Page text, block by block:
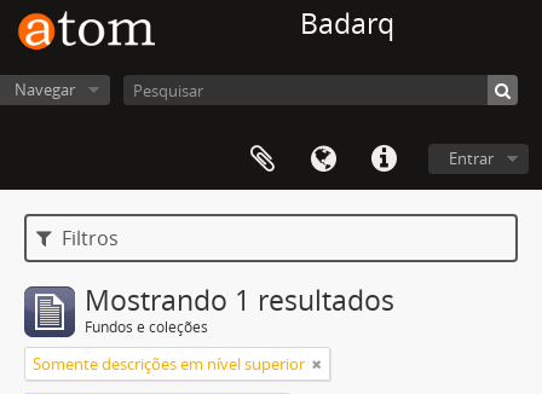
Badarq
Navegar
Entrar
Filtros
Mostrando 1 resultados
Fundos e coleções
Somente descrições em nível superior